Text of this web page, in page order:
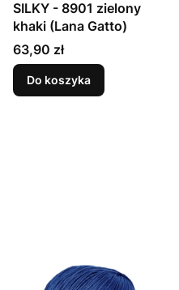
SILKY - 8901 zielony
khaki (Lana Gatto)
Cena
63,90 zł
Do koszyka